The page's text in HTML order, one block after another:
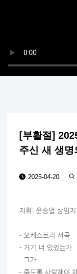
[부활절]
주신 새 생명
2025-04-20
지휘: 윤승업 상임
- 오케스트라 서곡
- 거기 너 있었는가
- 그가
- 죽도록 사랑해야 해